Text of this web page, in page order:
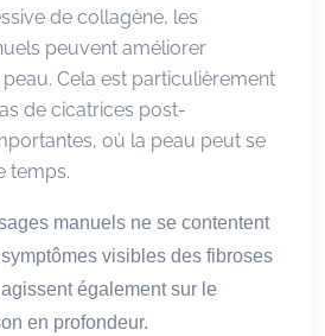
de collagène, les
peuvent améliorer
peau. Cela est particulièrement
de cicatrices post-
où la peau peut se
temps.
manuels ne se contentent
visibles des fibroses
également sur le
en profondeur.